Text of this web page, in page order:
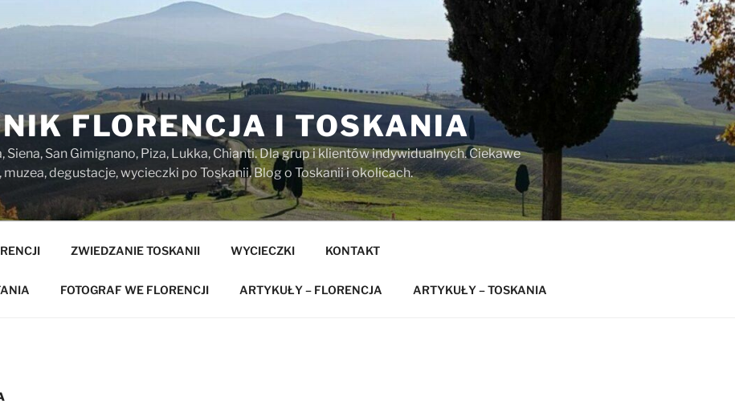
FLORENCJA I TOSKANIA
San Gimignano, Piza, Lukka, Chianti. Dla grup i klientów indywidualnych. Ciekawe
degustacje, wycieczki po Toskanii. Blog o Toskanii i okolicach.
ZWIEDZANIE TOSKANII WYCIECZKI KONTAKT
FOTOGRAF WE FLORENCJI ARTYKUŁY – FLORENCJA ARTYKUŁY – TOSKANIA